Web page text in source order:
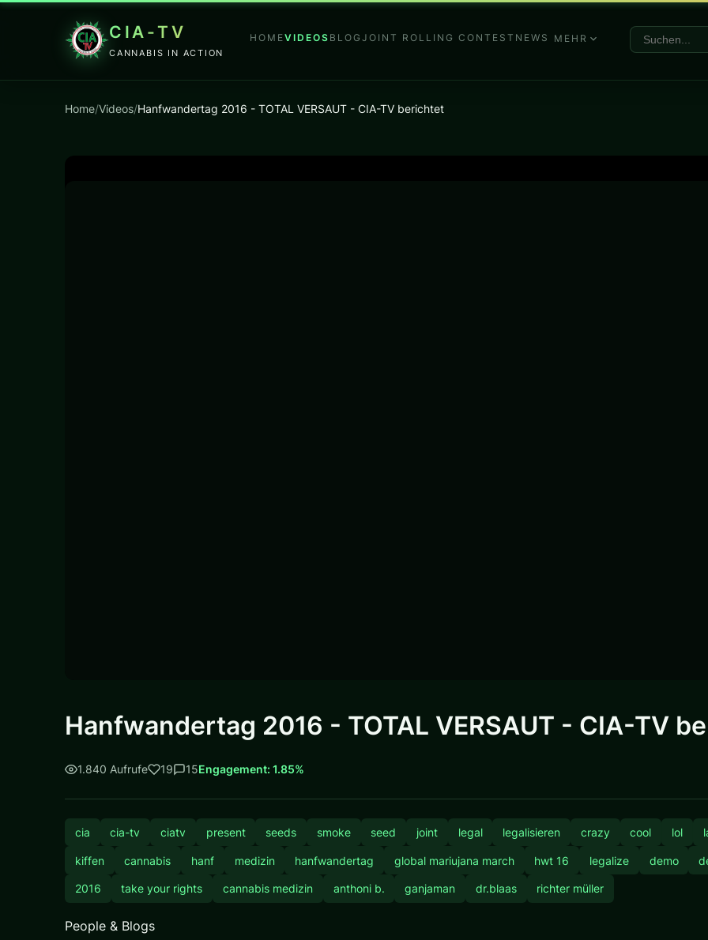
CIA-TV
CANNABIS IN ACTION
HOMEVIDEOS BLOGJOINT ROLLING CONTEST NEWS MEHR
Home/Videos/Hanfwandertag 2016 - TOTAL VERSAUT - CIA-TV berichtet
Hanfwandertag 2016 - TOTAL VERSAUT - CIA-TV
1.840 Aufrufe 19 15Engagement: 1.85%
cia cia-tv ciatv present seeds smoke seed joint legal legalisieren crazy cool lol
kiffen cannabis hanf medizin hanfwandertag global mariujana march hwt 16 legalize demo
2016 take your rights cannabis medizin anthoni b. ganjaman dr.blaas richter müller
People & Blogs